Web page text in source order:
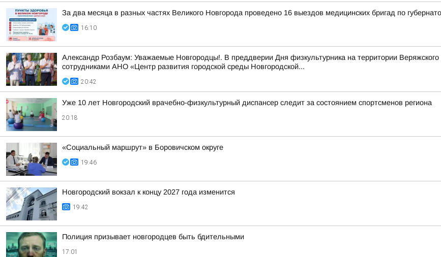
За два месяца в разных частях Великого Новгорода проведено 16 выездов медицинских бригад по
16:10
Александр Розбаум: Уважаемые Новгородцы!. В преддверии Дня физкультурника на территории
сотрудниками АНО «Центр развития городской среды Новгородской...
20:42
Уже 10 лет Новгородский врачебно-физкультурный диспансер следит за состоянием спортсменов региона
20:18
«Социальный маршрут» в Боровичском округе
19:46
Новгородский вокзал к концу 2027 года изменится
19:42
Полиция призывает новгородцев быть бдительными
17:01